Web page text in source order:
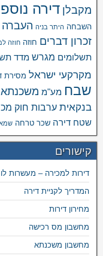
מקבלן דירה
השבחה היתר בניה
זכרון דברים חוזה חוזה
תשלומים מגרש מדד
מקרקעי ישראל מסירת
שבח מע"מ משכנתא
בנקאית ערבות חוק
שטח דירה שכר טרחה
קישורים
דירות למכירה – מעשרות
המדריך לקניית דירה
מחירון דירות
מחשבון מס רכישה
מחשבון משכנתא